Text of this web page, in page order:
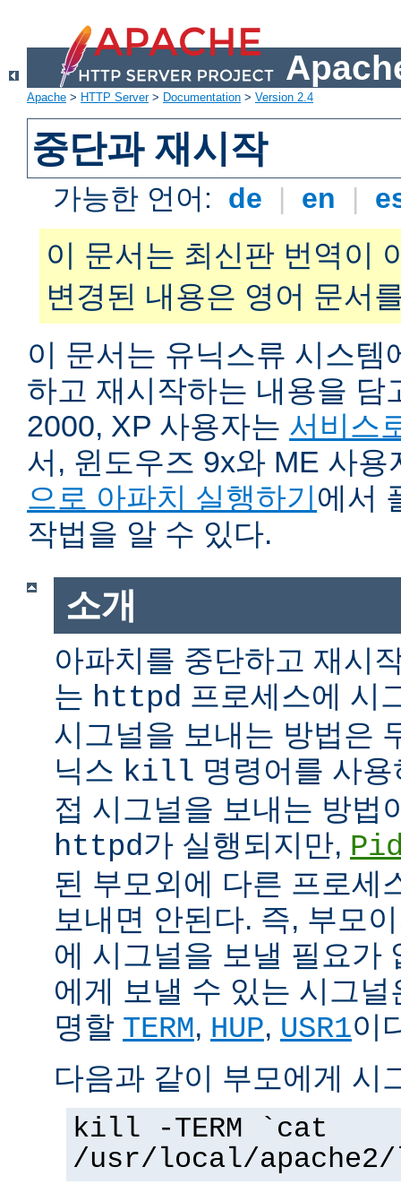
Apache > HTTP Server> Documentation > Version 2.4
중단과 재시작
가능한 언어: de | en |
이 문서는 최신판 번역이
변경된 내용은 영어 문서
이 문서는 유닉스류 시스템
하고 재시작하는 내용을 담
2000, XP 사용자는 서비스
서, 윈도우즈 9x와 ME 사
으로 아파치 실행하기에서
작법을 알 수 있다.
소개
아파치를 중단하고 재시
는 httpd 프로세스에 시
시그널을 보내는 방법은
닉스 kill 명령어를 사
접 시그널을 보내는 방법
httpd가 실행되지만,
된 부모외에 다른 프로세
보내면 안된다. 즉, 부모
에 시그널을 보낼 필요가
에게 보낼 수 있는 시그
명할 TERM, HUP, USR1이
다음과 같이 부모에게 시
kill -TERM `cat
/usr/local/